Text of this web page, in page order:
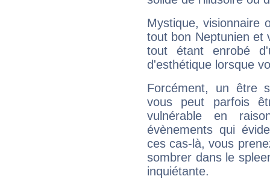
Mystique, visionnaire
tout bon Neptunien et
tout étant enrobé
d'esthétique lorsque
Forcément, un être
vous peut parfois
vulnérable en
évènements qui
ces cas-là, vous
sombrer dans le
inquiétante.